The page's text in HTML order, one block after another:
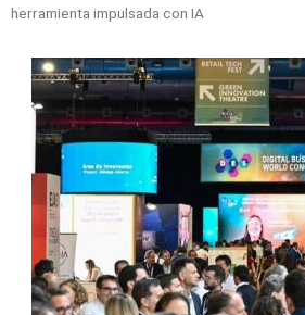
herramienta impulsada con IA